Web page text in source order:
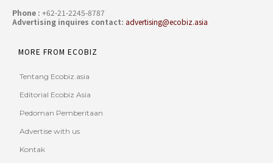
Phone : +62-21-2245-8787
Advertising inquires contact: advertising@ecobiz.asia
MORE FROM ECOBIZ
Tentang Ecobiz.asia
Editorial Ecobiz Asia
Pedoman Pemberitaan
Advertise with us
Kontak